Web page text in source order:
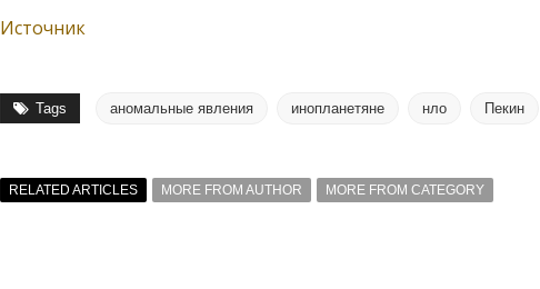
Источник
Tags аномальные явления инопланетяне нло Пекин
RELATED ARTICLES MORE FROM AUTHOR MORE FROM CATEGORY